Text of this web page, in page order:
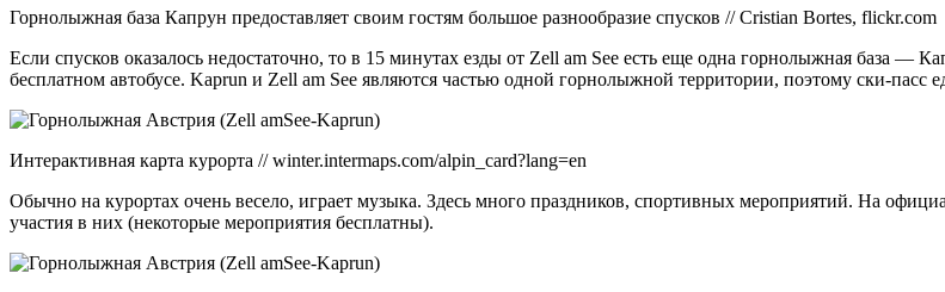
Горнолыжная база Капрун предоставляет своим гостям большое разнообразие спусков // Cristian Bortes, flickr.com
Если спусков оказалось недостаточно, то в 15 минутах езды от Zell am See есть еще одна горнолыжная база —
бесплатном автобусе. Kaprun и Zell am See являются частью одной горнолыжной территории, поэтому ски-пасс
Интерактивная карта курорта // winter.intermaps.com/alpin_card?lang=en
Обычно на курортах очень весело, играет музыка. Здесь много праздников, спортивных мероприятий. На
участия в них (некоторые мероприятия бесплатны).